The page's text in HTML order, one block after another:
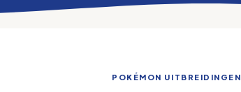
POKÉMON UITBREIDINGEN